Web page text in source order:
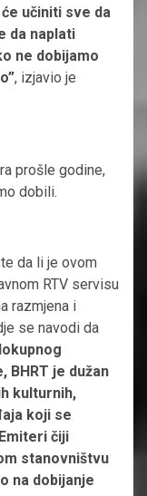
učiniti sve da
da naplati
ne dobijamo
, izjavio je
prošle godine,
dobili.
da li je ovom
RTV servisu
razmjena i
se navodi da
BHRT je dužan
kulturnih,
koji se
čiji
stanovništvu
na dobijanje